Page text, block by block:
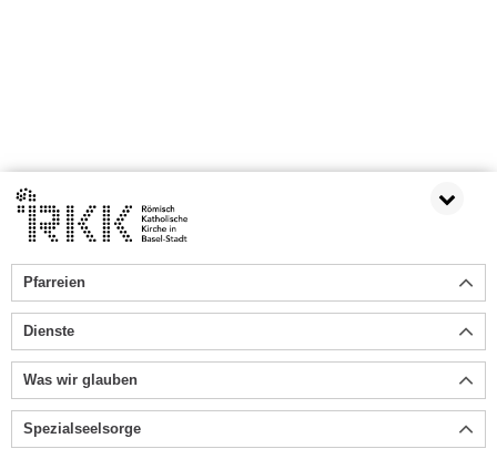
Pfarreien
Dienste
Was wir glauben
Spezialseelsorge